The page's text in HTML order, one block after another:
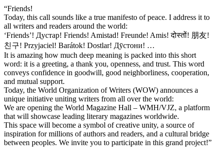
“Friends!
Today, this call sounds like a true manifesto of peace. I address it to
all writers and readers around the world:
‘Friends’! Дустар! Friends! Amistad! Freunde! Amis! दोस्तों! 朋友!
친구! Przyjaciel! Barátok! Dostlar! Дӯстони! …
It is amazing how much deep meaning is packed into this short
word: it is a greeting, a thank you, openness, and trust. This word
conveys confidence in goodwill, good neighborliness, cooperation,
and mutual support.
Today, the World Organization of Writers (WOW) announces a
unique initiative uniting writers from all over the world:
We are opening the World Magazine Hall – WMH/VJZ, a platform
that will showcase leading literary magazines worldwide.
This space will become a symbol of creative unity, a source of
inspiration for millions of authors and readers, and a cultural bridge
between peoples. We invite you to participate in this grand project!”